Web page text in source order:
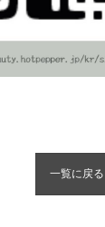
一覧に戻る